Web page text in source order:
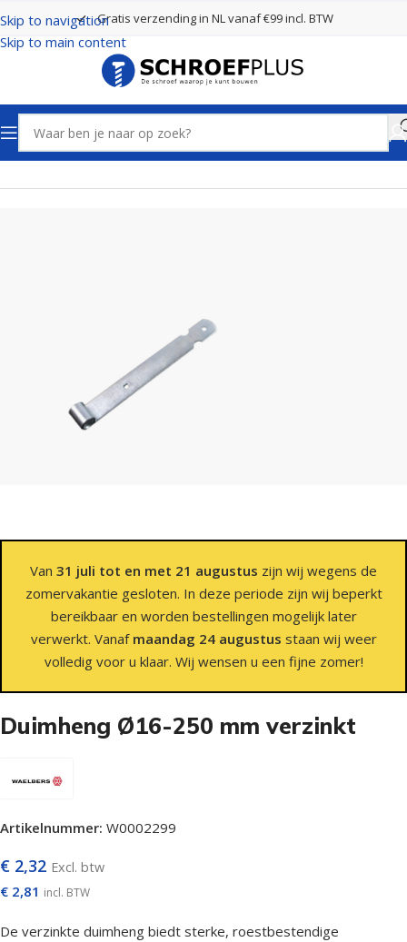
Skip to navigation
Skip to main content
Gratis verzending in NL vanaf €99 incl. BTW
Home Poort- en hekbeslag Hengen Verzinkt
Van 31 juli tot en met 21 augustus zijn wij wegens de
zomervakantie gesloten. In deze periode zijn wij beperkt
bereikbaar en worden bestellingen mogelijk later
verwerkt. Vanaf maandag 24 augustus staan wij weer
volledig voor u klaar. Wij wensen u een fijne zomer!
Duimheng Ø16-250 mm verzinkt
Artikelnummer: W0002299
€ 2,32 Excl. btw
€ 2,81 incl. BTW
De verzinkte duimheng biedt sterke, roestbestendige